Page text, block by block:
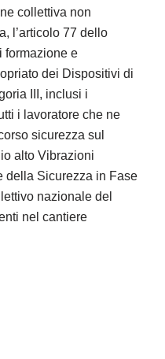
collettiva non
l’articolo 77 dello
formazione e
dei Dispositivi di
III, inclusi i
i lavoratore che ne
sicurezza sul
alto Vibrazioni
della Sicurezza in Fase
nazionale del
nel cantiere